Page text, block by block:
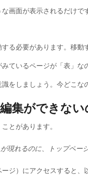
画面が表示されるだけで
る必要があります。移
ているページが「表」
をしましょう。今どこ
集ができな
とがあります。
現れるのに、トップペー
ジ）にアクセスすると、